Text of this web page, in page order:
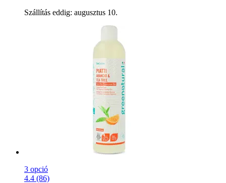
Szállítás eddig: augusztus 10.
3 opció
4.4 (86)